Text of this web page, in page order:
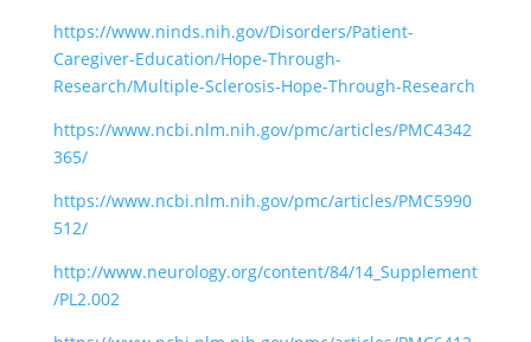
https://www.ninds.nih.gov/Disorders/Patient-
Caregiver-Education/Hope-Through-
Research/Multiple-Sclerosis-Hope-Through-Research
https://www.ncbi.nlm.nih.gov/pmc/articles/PMC4342
365/
https://www.ncbi.nlm.nih.gov/pmc/articles/PMC5990
512/
http://www.neurology.org/content/84/14_Supplement
/PL2.002